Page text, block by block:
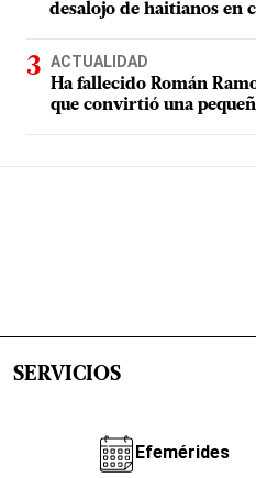
desalojo de haitianos en
ACTUALIDAD
Ha fallecido Román
que convirtió una
SERVICIOS
Efemérides